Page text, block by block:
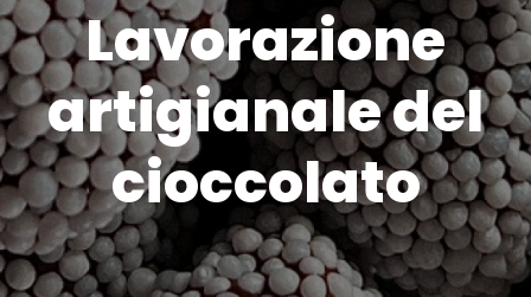
Lavorazione
artigianale del
cioccolato